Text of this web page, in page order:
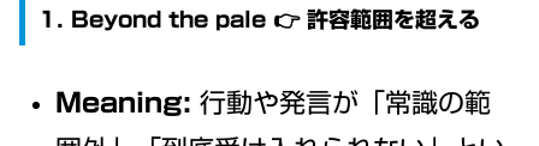
1. Beyond the pale 👉 許容範囲を超える
Meaning: 行動や発言が「常識の範